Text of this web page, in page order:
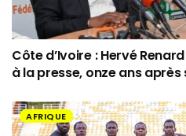
Côte d’Ivoire : Hervé
à la presse, onze ans
AFRIQUE